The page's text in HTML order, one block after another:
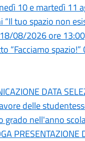
10 e martedì 11
tuo spazio non
08/2026 ore
“Facciamo spazio!”
DATA
delle
grado nell'anno
PRESENTAZIONE